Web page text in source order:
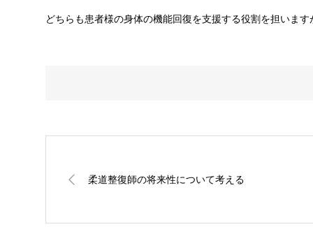
どちらも患者様の身体の機能回復を支援する役割を担いま
柔道整復師の将来性について考える